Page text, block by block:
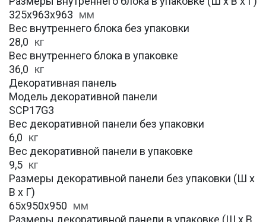
325х963х963 мм
Вес внутреннего блока без упаковки
28,0 кг
Вес внутреннего блока в упаковке
36,0 кг
Декоративная панель
Модель декоративной панели
SCP17G3
Вес декоративной панели без упаковки
6,0 кг
Вес декоративной панели в упаковке
9,5 кг
Размеры декоративной панели без упаковки (Ш х
В х Г)
65x950x950 мм
Размеры декоративной панели в упаковке (Ш х В